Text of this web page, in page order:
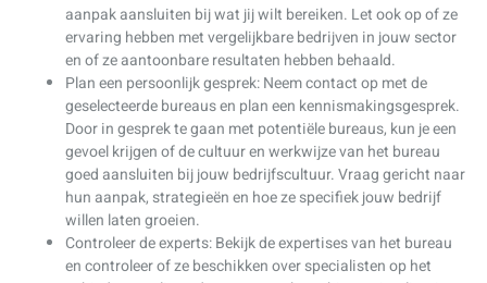
aanpak aansluiten bij wat jij wilt bereiken. Let ook op of ze
ervaring hebben met vergelijkbare bedrijven in jouw sector
en of ze aantoonbare resultaten hebben behaald.
Plan een persoonlijk gesprek: Neem contact op met de
geselecteerde bureaus en plan een kennismakingsgesprek.
Door in gesprek te gaan met potentiële bureaus, kun je een
gevoel krijgen of de cultuur en werkwijze van het bureau
goed aansluiten bij jouw bedrijfscultuur. Vraag gericht naar
hun aanpak, strategieën en hoe ze specifiek jouw bedrijf
willen laten groeien.
Controleer de experts: Bekijk de expertises van het bureau
en controleer of ze beschikken over specialisten op het